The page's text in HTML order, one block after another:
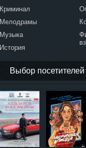
Криминал
Мелодрамы
Музыка
История
Выбор посетителей